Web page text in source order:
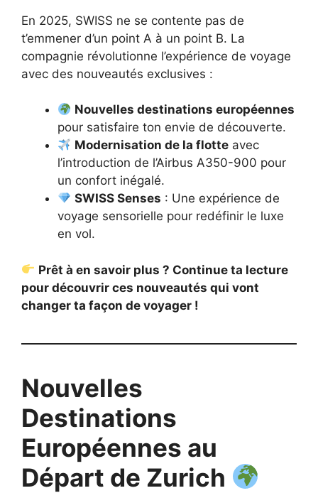
En 2025, SWISS ne se contente pas de
t’emmener d’un point A à un point B. La
compagnie révolutionne l’expérience de voyage
avec des nouveautés exclusives :
Nouvelles destinations européennes
pour satisfaire ton envie de découverte.
Modernisation de la flotte avec
l’introduction de l’Airbus A350-900 pour
un confort inégalé.
SWISS Senses : Une expérience de
voyage sensorielle pour redéfinir le luxe
en vol.
Prêt à en savoir plus ? Continue ta lecture
pour découvrir ces nouveautés qui vont
changer ta façon de voyager !
Nouvelles
Destinations
Européennes au
Départ de Zurich